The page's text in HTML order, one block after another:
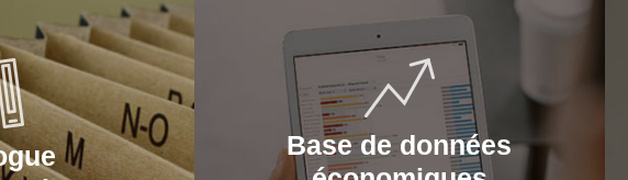
Base de données